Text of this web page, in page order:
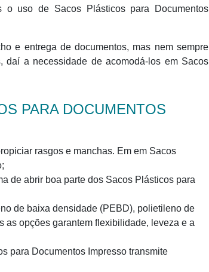
o uso de Sacos Plásticos para Documentos
e entrega de documentos, mas nem sempre
daí a necessidade de acomodá-los em Sacos
PARA DOCUMENTOS
rasgos e manchas. Em em Sacos
de abrir boa parte dos Sacos Plásticos para
de baixa densidade (PEBD), polietileno de
as opções garantem flexibilidade, leveza e a
para Documentos Impresso transmite